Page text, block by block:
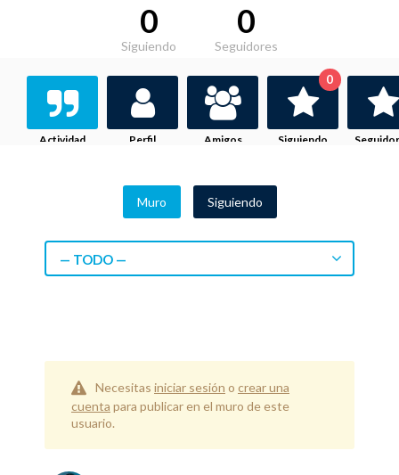
0
Siguiendo
0
Seguidores
Actividad Perfil Amigos Siguiendo
0
Muro Siguiendo
— TODO —
Necesitas iniciar sesión o crear una
cuenta para publicar en el muro de este
usuario.